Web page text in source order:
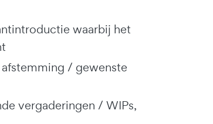
waarbij het
/ gewenste
vergaderingen / WIPs,